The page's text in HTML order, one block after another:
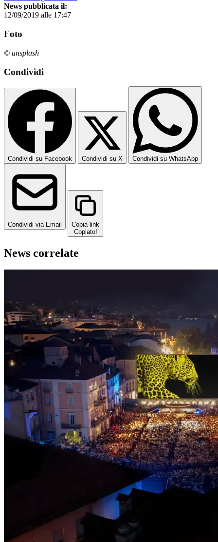
News pubblicata il:
12/09/2019 alle 17:47
Foto
© unsplash
Condividi
Condividi su Facebook Condividi su X Condividi su WhatsApp
Condividi via Email
Copia link
Copiato!
News correlate